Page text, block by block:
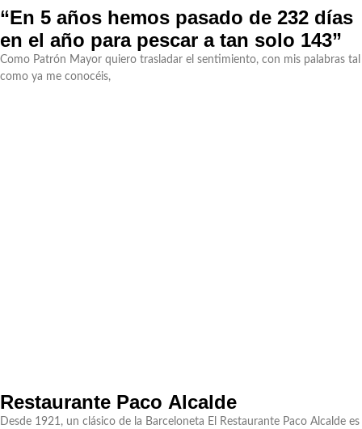
“En 5 años hemos pasado de 232 días
en el año para pescar a tan solo 143”
Como Patrón Mayor quiero trasladar el sentimiento, con mis palabras tal
como ya me conocéis,
Restaurante Paco Alcalde
Desde 1921, un clásico de la Barceloneta El Restaurante Paco Alcalde es